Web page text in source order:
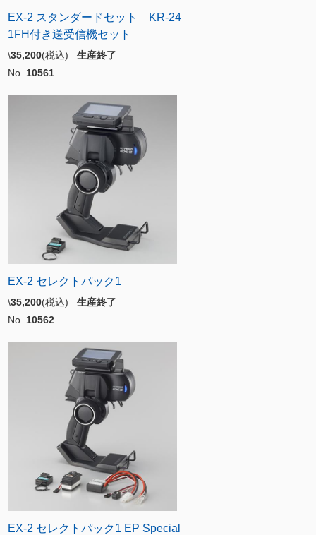
EX-2 スタンダードセット KR-24
1FH付き送受信機セット
\35,200(税込) 生産終了
No. 10561
EX-2 セレクトパック1
\35,200(税込) 生産終了
No. 10562
EX-2 セレクトパック1 EP Special